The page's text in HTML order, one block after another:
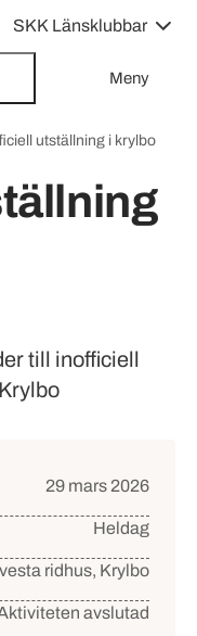
SKK Länsklubbar
Meny
utställning i krylbo
till inofficiell
29 mars 2026
Heldag
ridhus, Krylbo
avslutad